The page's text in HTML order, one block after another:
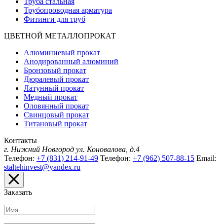
Трубопроводная арматура
Фитинги для труб
ЦВЕТНОЙ МЕТАЛЛОПРОКАТ
Алюминиевый прокат
Анодированный алюминий
Бронзовый прокат
Дюралевый прокат
Латунный прокат
Медный прокат
Оловянный прокат
Свинцовый прокат
Титановый прокат
Контакты
г. Нижний Новгород ул. Коновалова, д.4
Телефон: +7 (831) 214-91-49 Телефон: +7 (962) 507-88-15 Email:
staltehinvest@yandex.ru
Заказать